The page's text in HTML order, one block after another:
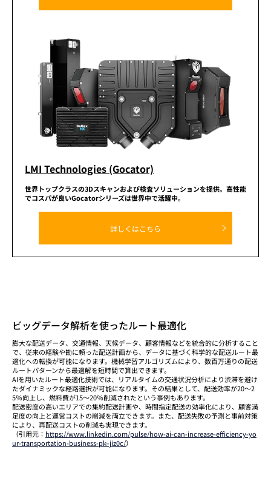
LMI Technologies (Gocator)
世界トップクラスの3Dスキャンおよび検査ソリューションを提供。 高性能
でコスパが良いGocatorシリーズは世界中で活躍中。
詳しくはこちら
ビッグデータ解析を使ったルート最適化
膨大な配送データ、交通情報、天候データ、顧客情報などを統合的に分析すること
で、従来の経験や勘に頼った配送計画から、データに基づく科学的な配送ルート最
適化への転換が可能になります。機械学習アルゴリズムにより、数百万通りの配送
ルートパターンから最適解を短時間で算出できます。
AIを用いたルート最適化技術では、リアルタイムの交通状況分析により渋滞を避け
たダイナミックな経路選択が可能になります。その結果として、配送効率が20〜2
5％向上し、燃料費が15〜20％削減されたという事例もあります。
配送密度の高いエリアでの集約配送計画や、時間指定配送の効率化により、顧客満
足度の向上と運営コストの削減を両立できます。また、配送失敗の予測と事前対策
により、再配送コストの削減も実現できます。
（引用元： https://www.linkedin.com/pulse/how-ai-can-increase-efficiency-yo
ur-transportation-business-pk–jiz0c/）